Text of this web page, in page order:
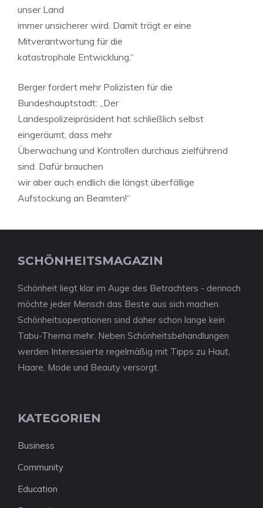
unser Land
immer unsicherer wird. Damit trägt er eine
Mitverantwortung für die
katastrophale Entwicklung.“
Berger fordert mehr Polizisten für die
Bundeshauptstadt: „Der
Landespolizeipräsident hat schließlich selbst
eingeräumt, dass mehr
Überwachung und Kontrollen durchaus zielführend
sind. Dafür brauchen
wir aber auch endlich die längst überfällige
Aufstockung an Beamten!“
SCHÖNHEITSMAGAZIN
Schönheit liegt klar im Auge des Betrachters - dennoch
möchte jeder Mensch das Beste aus sich machen.
Schönheitsoperationen sind daher schon lange kein
Tabu-Thema mehr. Neben Schönheitsbehandlungen
werden Interessierte regelmäßig mit Tipps zu Haut,
Haare, Mode und Beauty versorgt.
KATEGORIEN
Business
Community
Education